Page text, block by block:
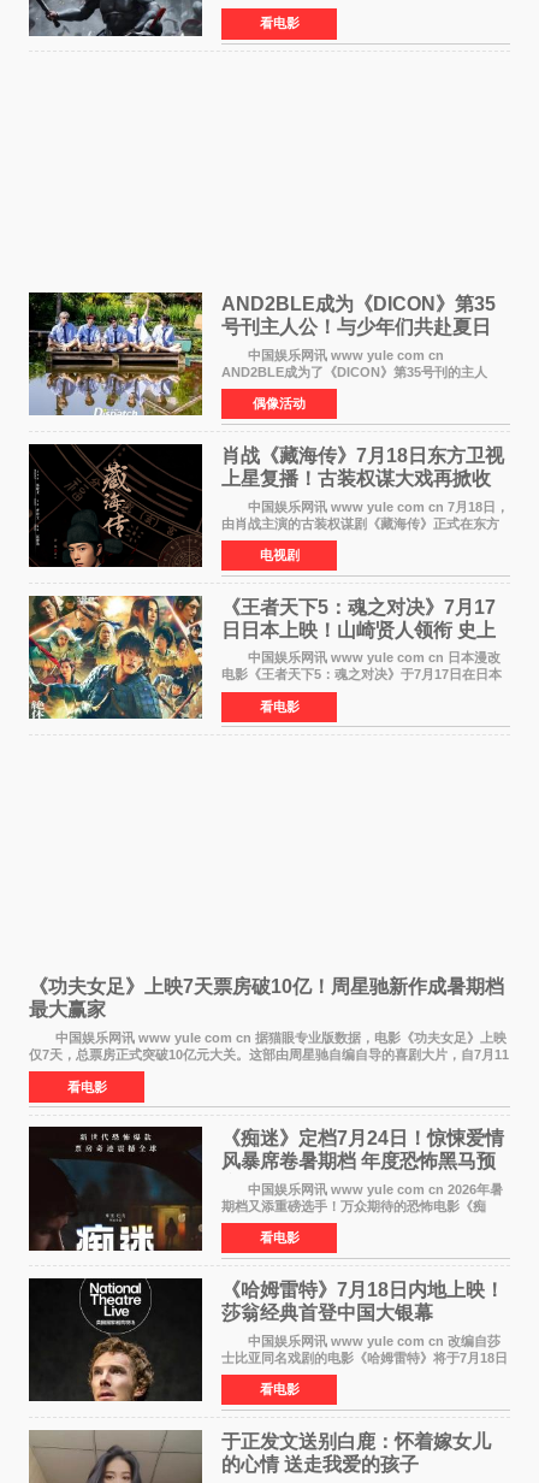
球上映，首周末票房表现远超预期——北美首周
三天粗报1 245亿美元（开画3919馆），全球首周
2 641亿美元
看电影
AND2BLE成为《DICON》第35
号刊主人公！与少年们共赴夏日
之约
中国娱乐网讯 www yule com cn
AND2BLE成为了《DICON》第35号刊的主人
公，本期标题为And The Summer。作为出道后
首次担任杂志画报主角的完整体，AND2BLE用清
澈的少年感与全新的夏天相遇了
偶像活动
肖战《藏海传》7月18日东方卫视
上星复播！古装权谋大戏再掀收
视热潮
中国娱乐网讯 www yule com cn 7月18日，
由肖战主演的古装权谋剧《藏海传》正式在东方
卫视上星复播，引发广泛关注。该剧此前已在网
络平台播出，凭借精良制作和紧凑剧情收获不俗
口碑，此次上
电视剧
《王者天下5：魂之对决》7月17
日日本上映！山崎贤人领衔 史上
最大“函谷关防卫战”
中国娱乐网讯 www yule com cn 日本漫改
电影《王者天下5：魂之对决》于7月17日在日本
全国上映。这部由佐藤信介执导、山崎贤人主演
的历史动作片，改编自原泰久同名人气漫画，继
续讲述信和漂
看电影
《功夫女足》上映7天票房破10亿！周星驰新作成暑期档
最大赢家
中国娱乐网讯 www yule com cn 据猫眼专业版数据，电影《功夫女足》上映
仅7天，总票房正式突破10亿元大关。这部由周星驰自编自导的喜剧大片，自7月11
日公映以来便展现出惊人的市场统治力。
看电影
《痴迷》定档7月24日！惊悚爱情
风暴席卷暑期档 年度恐怖黑马预
中国娱乐网讯 www yule com cn 2026年暑
期档又添重磅选手！万众期待的恐怖电影《痴
迷》今日正式官宣定档，将于7月24日登陆内地各
大院线。这部被业内专家誉为新世代爆款恐怖电
影的作品，将为
看电影
《哈姆雷特》7月18日内地上映！
莎翁经典首登中国大银幕
中国娱乐网讯 www yule com cn 改编自莎
士比亚同名戏剧的电影《哈姆雷特》将于7月18日
在中国内地上映。这部跨越四百年的文学经典被
搬上大银幕，为观众带来一场视觉与听觉的双重
盛宴。 《
看电影
于正发文送别白鹿：怀着嫁女儿
的心情 送走我爱的孩子